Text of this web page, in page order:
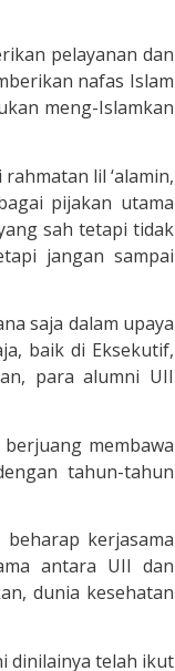
pelayanan dan
nafas Islam
meng-Islamkan
lil ‘alamin,
pijakan utama
sah tetapi tidak
jangan sampai
saja dalam upaya
baik di Eksekutif,
para alumni UII
membawa
tahun-tahun
kerjasama
antara UII dan
dunia kesehatan
dinilainya telah ikut